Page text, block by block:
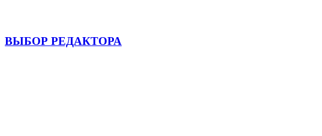
ВЫБОР РЕДАКТОРА